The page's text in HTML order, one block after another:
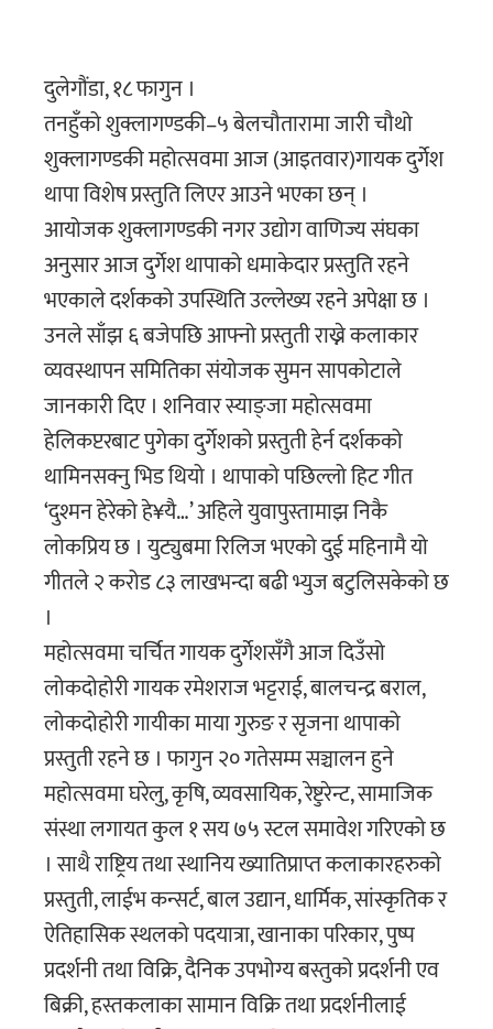
दुलेगौंडा, १८ फागुन ।
तनहुँको शुक्लागण्डकी–५ बेलचौतारामा जारी चौथो
शुक्लागण्डकी महोत्सवमा आज (आइतवार)गायक दुर्गेश
थापा विशेष प्रस्तुति लिएर आउने भएका छन् ।
आयोजक शुक्लागण्डकी नगर उद्योग वाणिज्य संघका
अनुसार आज दुर्गेश थापाको धमाकेदार प्रस्तुति रहने
भएकाले दर्शकको उपस्थिति उल्लेख्य रहने अपेक्षा छ ।
उनले साँझ ६ बजेपछि आफ्नो प्रस्तुती राख्ने कलाकार
व्यवस्थापन समितिका संयोजक सुमन सापकोटाले
जानकारी दिए । शनिवार स्याङ्जा महोत्सवमा
हेलिकप्टरबाट पुगेका दुर्गेशको प्रस्तुती हेर्न दर्शकको
थामिनसक्नु भिड थियो । थापाको पछिल्लो हिट गीत
‘दुश्मन हेरेको हे¥यै…’ अहिले युवापुस्तामाझ निकै
लोकप्रिय छ । युट्युबमा रिलिज भएको दुई महिनामै यो
गीतले २ करोड ८३ लाखभन्दा बढी भ्युज बटुलिसकेको छ
।
महोत्सवमा चर्चित गायक दुर्गेशसँगै आज दिउँसो
लोकदोहोरी गायक रमेशराज भट्टराई, बालचन्द्र बराल,
लोकदोहोरी गायीका माया गुरुङ र सृजना थापाको
प्रस्तुती रहने छ । फागुन २० गतेसम्म सञ्चालन हुने
महोत्सवमा घरेलु, कृषि, व्यवसायिक, रेष्टुरेन्ट, सामाजिक
संस्था लगायत कुल १ सय ७५ स्टल समावेश गरिएको छ
। साथै राष्ट्रिय तथा स्थानिय ख्यातिप्राप्त कलाकारहरुको
प्रस्तुती, लाईभ कन्सर्ट, बाल उद्यान, धार्मिक, सांस्कृतिक र
ऐतिहासिक स्थलको पदयात्रा, खानाका परिकार, पुष्प
प्रदर्शनी तथा विक्रि, दैनिक उपभोग्य बस्तुको प्रदर्शनी एव
बिक्री, हस्तकलाका सामान विक्रि तथा प्रदर्शनीलाई